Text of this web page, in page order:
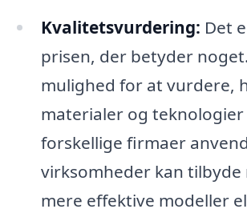
Kvalitetsvurdering: Det
prisen, der betyder
mulighed for at vurdere,
materialer og teknologier
forskellige firmaer
virksomheder kan tilbyde
mere effektive modeller